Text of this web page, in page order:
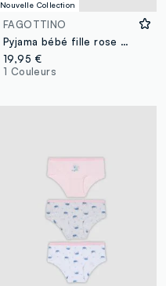
Nouvelle Collection
FAGOTTINO
Pyjama bébé fille rose en pur coton bio avec imprimé Stitch
19,95 €
1 Couleurs